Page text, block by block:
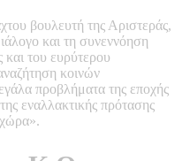
βουλευτή της Αριστεράς,
και τη συνεννόηση
του ευρύτερου
κοινών
προβλήματα της εποχής
εναλλακτικής πρότασης